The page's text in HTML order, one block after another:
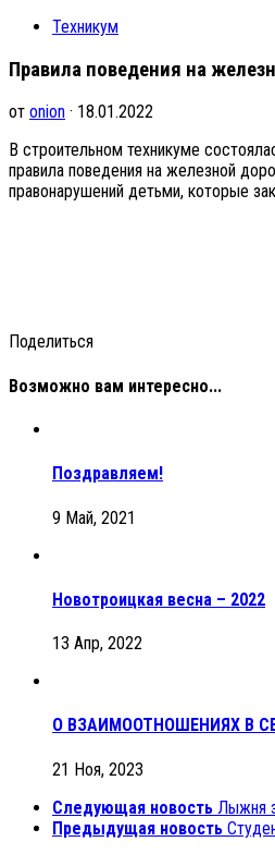
Техникум
Правила поведения на
от onion · 18.01.2022
В строительном техникуме
правила поведения на железной
правонарушений детьми, которые
Поделиться
Возможно вам интересно...
Поздравляем!
9 Май, 2021
Новотроицкая весна – 2022
13 Апр, 2022
О ВЗАИМООТНОШЕНИЯХ В
21 Ноя, 2023
Следующая новость Лыжня
Предыдущая новость